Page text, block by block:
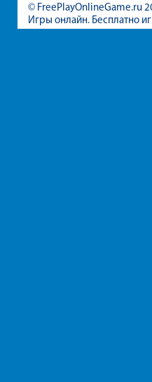
© FreePlayOnlineGame.ru
Игры онлайн. Бесплатно
игры для девочек и